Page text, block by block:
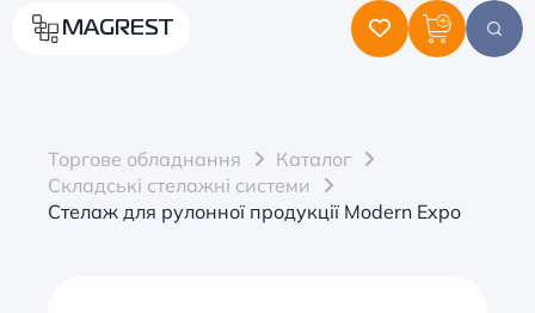
MAGREST
Торгове обладнання
Каталог
Складські стелажні системи
Стелаж для рулонної продукції Modern Expo